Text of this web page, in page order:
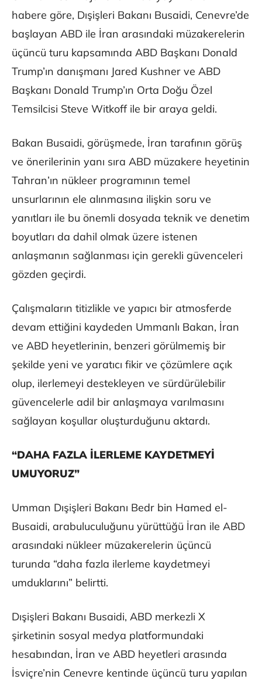
habere göre, Dışişleri Bakanı Busaidi, Cenevre’de
başlayan ABD ile İran arasındaki müzakerelerin
üçüncü turu kapsamında ABD Başkanı Donald
Trump’ın danışmanı Jared Kushner ve ABD
Başkanı Donald Trump’ın Orta Doğu Özel
Temsilcisi Steve Witkoff ile bir araya geldi.
Bakan Busaidi, görüşmede, İran tarafının görüş
ve önerilerinin yanı sıra ABD müzakere heyetinin
Tahran’ın nükleer programının temel
unsurlarının ele alınmasına ilişkin soru ve
yanıtları ile bu önemli dosyada teknik ve denetim
boyutları da dahil olmak üzere istenen
anlaşmanın sağlanması için gerekli güvenceleri
gözden geçirdi.
Çalışmaların titizlikle ve yapıcı bir atmosferde
devam ettiğini kaydeden Ummanlı Bakan, İran
ve ABD heyetlerinin, benzeri görülmemiş bir
şekilde yeni ve yaratıcı fikir ve çözümlere açık
olup, ilerlemeyi destekleyen ve sürdürülebilir
güvencelerle adil bir anlaşmaya varılmasını
sağlayan koşullar oluşturduğunu aktardı.
“DAHA FAZLA İLERLEME KAYDETMEYİ
UMUYORUZ”
Umman Dışişleri Bakanı Bedr bin Hamed el-
Busaidi, arabuluculuğunu yürüttüğü İran ile ABD
arasındaki nükleer müzakerelerin üçüncü
turunda “daha fazla ilerleme kaydetmeyi
umduklarını” belirtti.
Dışişleri Bakanı Busaidi, ABD merkezli X
şirketinin sosyal medya platformundaki
hesabından, İran ve ABD heyetleri arasında
İsviçre’nin Cenevre kentinde üçüncü turu yapılan